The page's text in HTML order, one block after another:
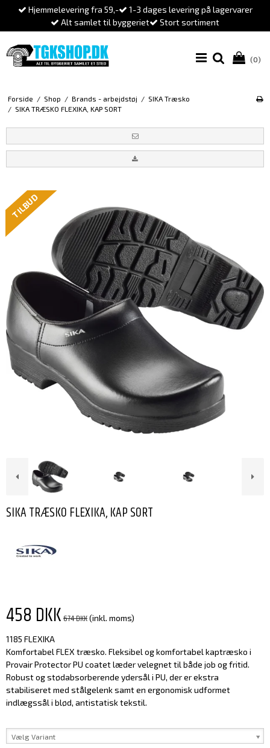
Hjemmelevering fra 59,-
1-3 dages levering på lagervarer
Alt samlet til byggeriet
Stort sortiment
(0)
Forside / Shop / Brands - arbejdstøj / SIKA Træsko
/ SIKA TRÆSKO FLEXIKA, KAP SORT
TILBUD
SIKA TRÆSKO FLEXIKA, KAP SORT
458 DKK674 DKK(inkl. moms)
1185 FLEXIKA
Komfortabel FLEX træsko. Fleksibel og komfortabel kaptræsko i
Provair Protector PU coatet læder velegnet til både job og fritid.
Robust og stødabsorberende ydersål i PU, der er ekstra
stabiliseret med stålgelenk samt en ergonomisk udformet
indlægssål i blød, antistatisk tekstil.
Vælg Variant